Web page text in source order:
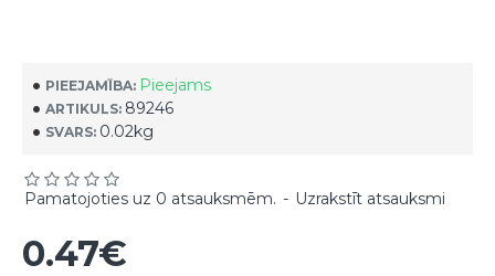
PIEEJAMĪBA: Pieejams
ARTIKULS: 89246
SVARS: 0.02kg
Pamatojoties uz 0 atsauksmēm. - Uzrakstīt atsauksmi
0.47€